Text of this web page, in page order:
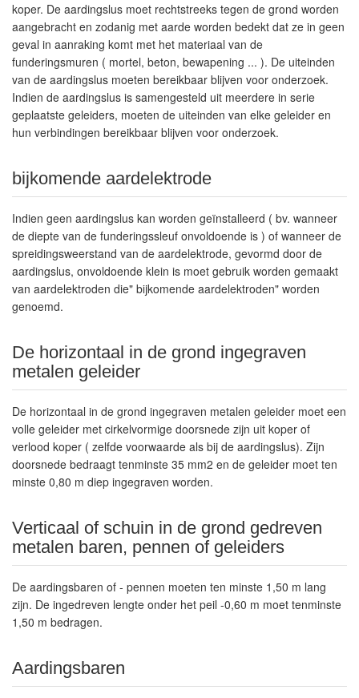
koper. De aardingslus moet rechtstreeks tegen de grond worden
aangebracht en zodanig met aarde worden bedekt dat ze in geen
geval in aanraking komt met het materiaal van de
funderingsmuren ( mortel, beton, bewapening ... ). De uiteinden
van de aardingslus moeten bereikbaar blijven voor onderzoek.
Indien de aardingslus is samengesteld uit meerdere in serie
geplaatste geleiders, moeten de uiteinden van elke geleider en
hun verbindingen bereikbaar blijven voor onderzoek.
bijkomende aardelektrode
Indien geen aardingslus kan worden geïnstalleerd ( bv. wanneer
de diepte van de funderingssleuf onvoldoende is ) of wanneer de
spreidingsweerstand van de aardelektrode, gevormd door de
aardingslus, onvoldoende klein is moet gebruik worden gemaakt
van aardelektroden die" bijkomende aardelektroden" worden
genoemd.
De horizontaal in de grond ingegraven
metalen geleider
De horizontaal in de grond ingegraven metalen geleider moet een
volle geleider met cirkelvormige doorsnede zijn uit koper of
verlood koper ( zelfde voorwaarde als bij de aardingslus). Zijn
doorsnede bedraagt tenminste 35 mm2 en de geleider moet ten
minste 0,80 m diep ingegraven worden.
Verticaal of schuin in de grond gedreven
metalen baren, pennen of geleiders
De aardingsbaren of - pennen moeten ten minste 1,50 m lang
zijn. De ingedreven lengte onder het peil -0,60 m moet tenminste
1,50 m bedragen.
Aardingsbaren